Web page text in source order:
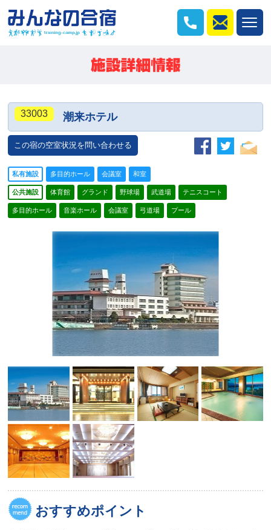
33003 潮来ホテル
この宿の空室状況を問い合わせる
私有施設 多目的ホール 会議室 和室
公共施設 体育館 グランド 野球場 武道場 テニスコート
多目的ホール 音楽ホール 会議室 弓道場 プール
おすすめポイント